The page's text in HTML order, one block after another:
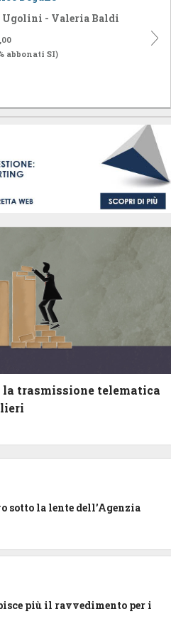
Ugolini - Valeria Baldi
abbonati SI)
trasmissione telematica
sotto la lente dell’Agenzia
più il ravvedimento per i